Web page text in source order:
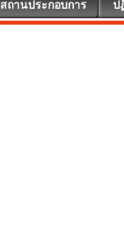
สถานประกอบการ ป